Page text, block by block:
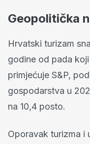
Geopolitička
Hrvatski turizam
godine od pada
primjećuje S&P,
gospodarstva u
na 10,4 posto.
Oporavak turizma i